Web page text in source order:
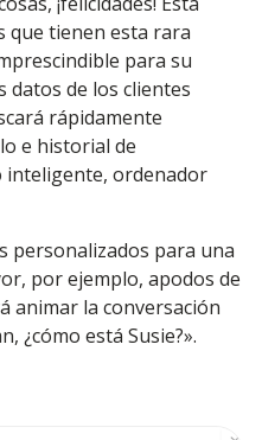
que tienen esta rara
para su
datos de los clientes
rápidamente
e historial de
inteligente, ordenador
personalizados para una
por ejemplo, apodos de
animar la conversación
¿cómo está Susie?».